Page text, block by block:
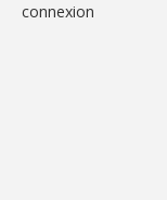
connexion